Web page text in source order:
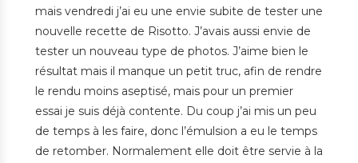
mais vendredi j’ai eu une envie subite de tester une
nouvelle recette de Risotto. J’avais aussi envie de
tester un nouveau type de photos. J’aime bien le
résultat mais il manque un petit truc, afin de rendre
le rendu moins aseptisé, mais pour un premier
essai je suis déjà contente. Du coup j’ai mis un peu
de temps à les faire, donc l’émulsion a eu le temps
de retomber. Normalement elle doit être servie à la